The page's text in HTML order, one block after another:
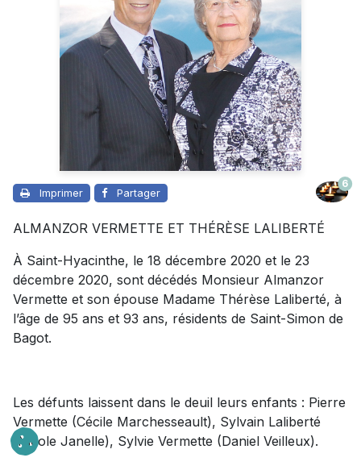
Imprimer Partager
6
ALMANZOR VERMETTE ET THÉRÈSE LALIBERTÉ
À Saint-Hyacinthe, le 18 décembre 2020 et le 23
décembre 2020, sont décédés Monsieur Almanzor
Vermette et son épouse Madame Thérèse Laliberté, à
l’âge de 95 ans et 93 ans, résidents de Saint-Simon de
Bagot.
Les défunts laissent dans le deuil leurs enfants : Pierre
Vermette (Cécile Marchesseault), Sylvain Laliberté
(Nicole Janelle), Sylvie Vermette (Daniel Veilleux).